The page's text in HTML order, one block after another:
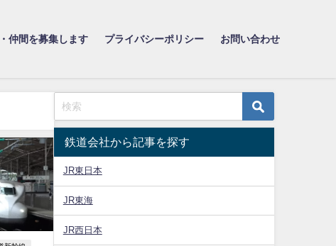
仲間を募集します プライバシーポリシー お問い合わせ
鉄道会社から記事を探す
JR東日本
JR東海
JR西日本